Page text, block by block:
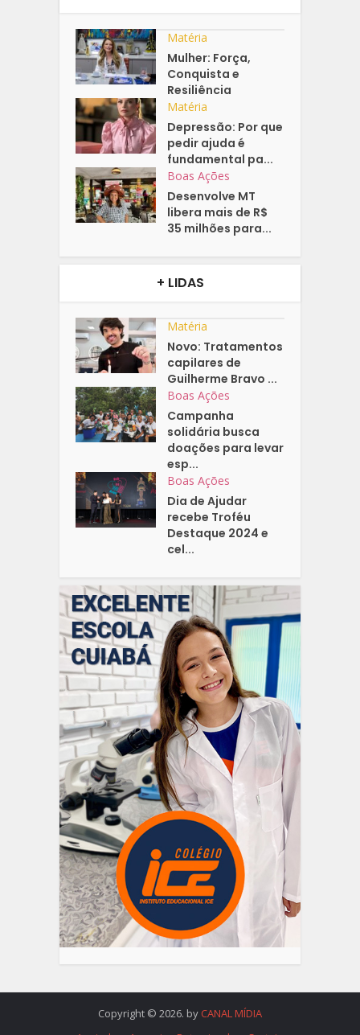
Matéria
Mulher: Força,
Conquista e
Resiliência
Matéria
Depressão: Por que
pedir ajuda é
fundamental pa...
Boas Ações
Desenvolve MT
libera mais de R$
35 milhões para...
+ LIDAS
Matéria
Novo: Tratamentos
capilares de
Guilherme Bravo ...
Boas Ações
Campanha
solidária busca
doações para levar
esp...
Boas Ações
Dia de Ajudar
recebe Troféu
Destaque 2024 e
cel...
Copyright © 2026. by CANAL MÍDIA